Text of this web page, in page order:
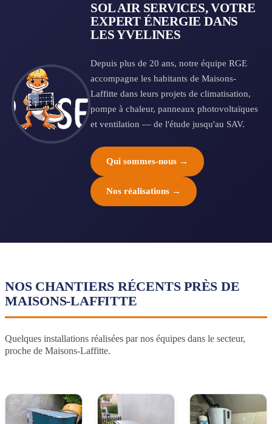
SOL AIR SERVICES, VOTRE
EXPERT ÉNERGIE DANS
LES YVELINES
Depuis plus de 20 ans, notre équipe RGE
accompagne les habitants de Maisons-
Laffitte dans leurs projets de climatisation,
pompe à chaleur, panneaux photovoltaïques
et ventilation — de l'étude jusqu'au SAV.
Qui sommes-nous →
Nos réalisations →
NOS CHANTIERS RÉCENTS PRÈS DE
MAISONS-LAFFITTE
Quelques installations réalisées par nos équipes dans le secteur,
proche de Maisons-Laffitte.